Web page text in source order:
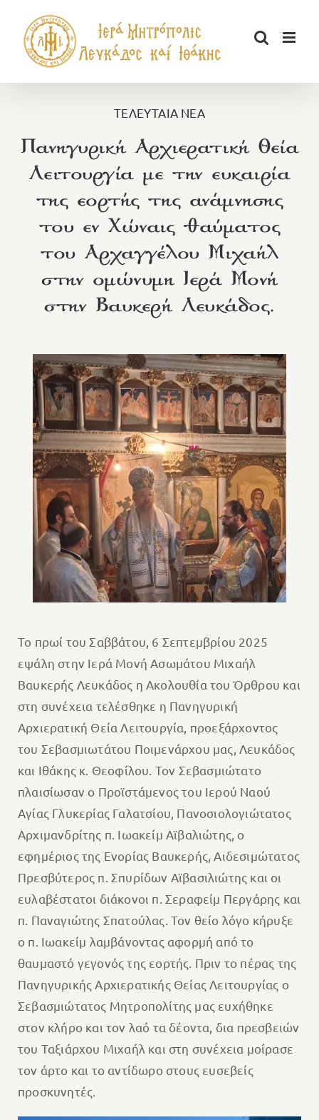
περιεχόμενο
ΤΕΛΕΥΤΑΙΑ ΝΕΑ
Πανηγυρική Αρχιερατική Θεία
Λειτουργία με την ευκαιρία
της εορτής της ανάμνησης
του εν Χώναις θαύματος
του Αρχαγγέλου Μιχαήλ
στην ομώνυμη Ιερά Μονή
στην Βαυκερή Λευκάδος.
Το πρωί του Σαββάτου, 6 Σεπτεμβρίου 2025
εψάλη στην Ιερά Μονή Ασωμάτου Μιχαήλ
Βαυκερής Λευκάδος η Ακολουθία του Όρθρου και
στη συνέχεια τελέσθηκε η Πανηγυρική
Αρχιερατική Θεία Λειτουργία, προεξάρχοντος
του Σεβασμιωτάτου Ποιμενάρχου μας, Λευκάδος
και Ιθάκης κ. Θεοφίλου. Τον Σεβασμιώτατο
πλαισίωσαν ο Προϊστάμενος του Ιερού Ναού
Αγίας Γλυκερίας Γαλατσίου, Πανοσιολογιώτατος
Αρχιμανδρίτης π. Ιωακείμ Αϊβαλιώτης, ο
εφημέριος της Ενορίας Βαυκερής, Αιδεσιμώτατος
Πρεσβύτερος π. Σπυρίδων Αϊβασιλιώτης και οι
ευλαβέστατοι διάκονοι π. Σεραφείμ Περγάρης και
π. Παναγιώτης Σπατούλας. Τον θείο λόγο κήρυξε
ο π. Ιωακείμ λαμβάνοντας αφορμή από το
θαυμαστό γεγονός της εορτής. Πριν το πέρας της
Πανηγυρικής Αρχιερατικής Θείας Λειτουργίας ο
Σεβασμιώτατος Μητροπολίτης μας ευχήθηκε
στον κλήρο και τον λαό τα δέοντα, δια πρεσβειών
του Ταξιάρχου Μιχαήλ και στη συνέχεια μοίρασε
τον άρτο και το αντίδωρο στους ευσεβείς
προσκυνητές.